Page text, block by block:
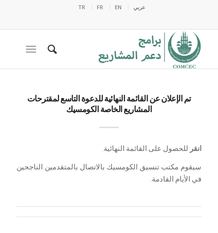
عربي EN
FR
TR
تم الإعلان عن القائمة النهائية للدعوة التاسع لمقترحات
المشاريع الخاصة الكومسيك
انقر للحصول على القائمة النهائية.
سيقوم مكتب تنسيق الكومسيك بالاتصال بالمتقدمين الناجحين
في الأيام القادمة.